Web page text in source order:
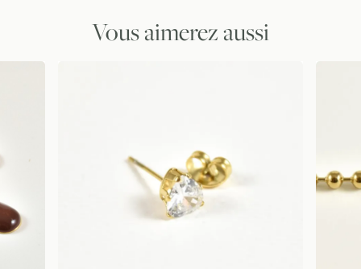
Vous aimerez aussi